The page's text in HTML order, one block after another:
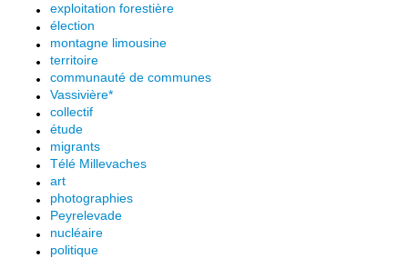
exploitation forestière
élection
montagne limousine
territoire
communauté de communes
Vassivière*
collectif
étude
migrants
Télé Millevaches
art
photographies
Peyrelevade
nucléaire
politique